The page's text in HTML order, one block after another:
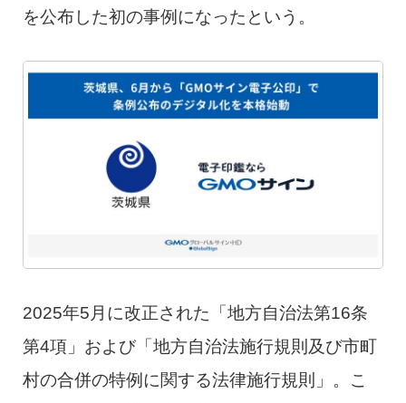
を公布した初の事例になったという。
2025年5月に改正された「地方自治法第16条
第4項」および「地方自治法施行規則及び市町
村の合併の特例に関する法律施行規則」。こ